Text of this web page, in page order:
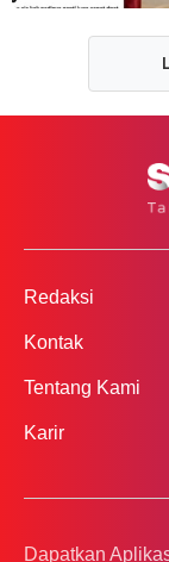
Redaksi
Kontak
Tentang Kami
Karir
Dapatkan